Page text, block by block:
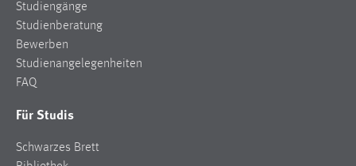
Studiengänge
Studienberatung
Bewerben
Studienangelegenheiten
FAQ
Für Studis
Schwarzes Brett
Zugriffsstatistik
Cookie Laufzeit:
Max. 13 Monate
MARKETING
Marketing Cookies werden von Drittanbietern